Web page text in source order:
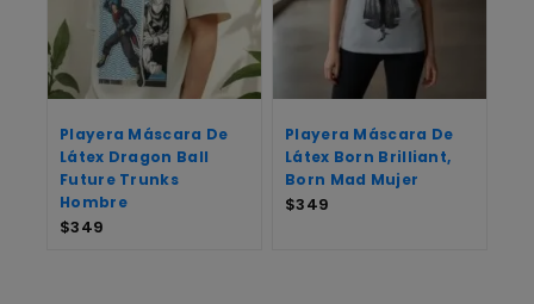
Playera Máscara De
Látex Dragon Ball
Future Trunks
Hombre
$349
Playera Máscara De
Látex Born Brilliant,
Born Mad Mujer
$349